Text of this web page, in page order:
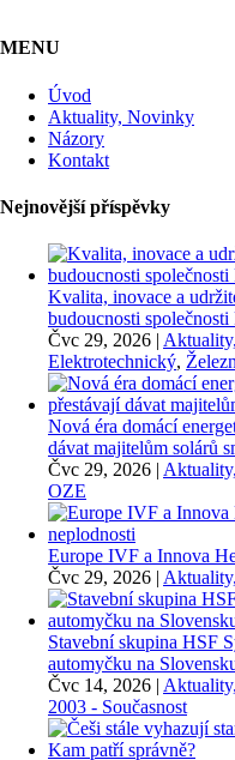
MENU
Úvod
Aktuality, Novinky
Názory
Kontakt
Nejnovější příspěvky
Kvalita, inovace a
budoucnosti
Čvc 29, 2026 |
Elektrotechnický,
Nová éra domácí
dávat majitelům solárů
Čvc 29, 2026 |
OZE
Europe IVF a Innova
Čvc 29, 2026 |
Stavební skupina HSF
automyčku na
Čvc 14, 2026 |
2003 - Současnost